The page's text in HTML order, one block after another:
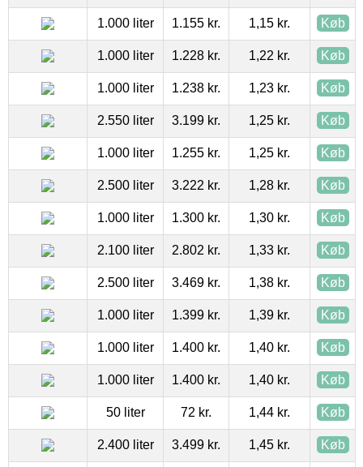
1.000 liter 1.155 kr. 1,15 kr. Køb
1.000 liter 1.228 kr. 1,22 kr. Køb
1.000 liter 1.238 kr. 1,23 kr. Køb
2.550 liter 3.199 kr. 1,25 kr. Køb
1.000 liter 1.255 kr. 1,25 kr. Køb
2.500 liter 3.222 kr. 1,28 kr. Køb
1.000 liter 1.300 kr. 1,30 kr. Køb
2.100 liter 2.802 kr. 1,33 kr. Køb
2.500 liter 3.469 kr. 1,38 kr. Køb
1.000 liter 1.399 kr. 1,39 kr. Køb
1.000 liter 1.400 kr. 1,40 kr. Køb
1.000 liter 1.400 kr. 1,40 kr. Køb
50 liter 72 kr. 1,44 kr. Køb
2.400 liter 3.499 kr. 1,45 kr. Køb